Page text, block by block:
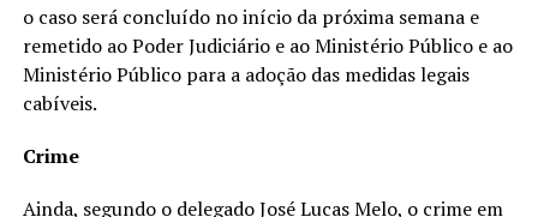
o caso será concluído no início da próxima semana e
remetido ao Poder Judiciário e ao Ministério Público e ao
Ministério Público para a adoção das medidas legais
cabíveis.
Crime
Ainda, segundo o delegado José Lucas Melo, o crime em